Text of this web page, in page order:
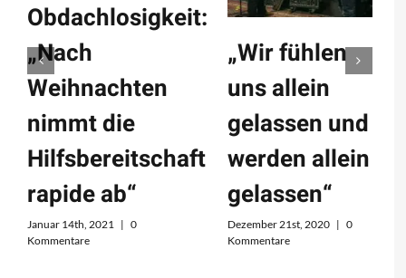
Obdachlosigkeit:
„Nach
Weihnachten
nimmt die
Hilfsbereitschaft
rapide ab“
Januar 14th, 2021 | 0
Kommentare
„Wir fühlen
uns allein
gelassen und
werden allein
gelassen“
Dezember 21st, 2020 | 0
Kommentare